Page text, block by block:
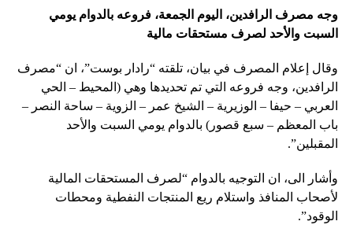
وجه مصرف الرافدين، اليوم الجمعة، فروعه بالدوام يومي
السبت والأحد لصرف مستحقات مالية
وقال إعلام المصرف في بيان، تلقته “رادار بوست”، ان “مصرف
الرافدين، وجه فروعه التي تم تحديدها وهي (المحيط – الحي
العربي – حيفا – الوزيرية – الشيخ عمر – الزوية – ساحة النصر –
باب المعظم – سبع قصور) بالدوام يومي السبت والأحد
المقبلين”.
وأشار الى، ان التوجيه بالدوام “لصرف المستحقات المالية
لأصحاب المنافذ واستلام ريع المنتجات النفطية ومحطات
الوقود”.